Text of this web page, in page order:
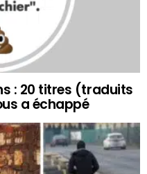
: 20 titres (traduits
a échappé